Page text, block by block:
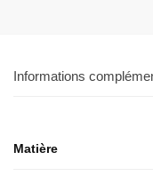
Informations
Matière